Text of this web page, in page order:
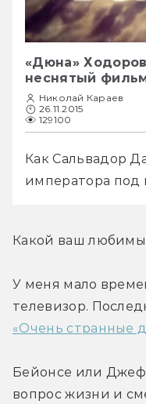
«Дюна»
неснятый
Николай Караев
26.11.2015
129100
Как Сальвадор
императора под
Какой ваш
У меня мало
«Очень странные
Бейонсе или
вопрос жизни и